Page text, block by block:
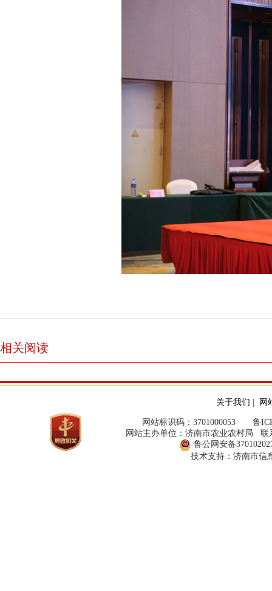
相关阅读
关于我们 网
网站标识码：3701000053 鲁
网站主办单位：济南市农业农村局 联
鲁公网安备
技术支持：济南市信